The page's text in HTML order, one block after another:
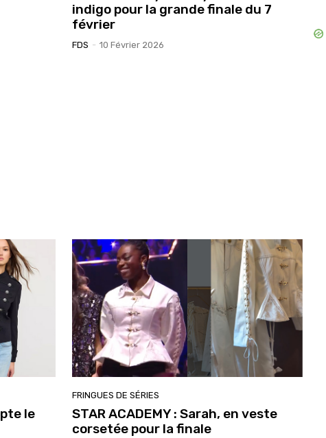
indigo pour la grande finale du 7
février
FDS - 10 Février 2026
le
FRINGUES DE SÉRIES
STAR ACADEMY : Sarah, en veste
corsetée pour la finale